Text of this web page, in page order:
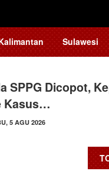
Sulawesi
SPPG Dicopot,
Kasus…
5 AGU 2026